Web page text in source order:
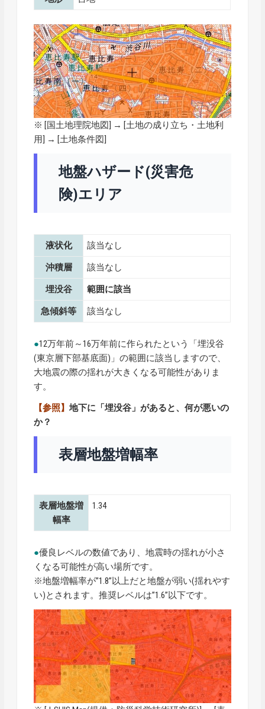
※ [ 国土地理院地図
] → [土地の成り立ち・土地利
用] → [土地条件図]
地盤ハザード(災害危
険)エリア
液状化 該当なし
沖積層 該当なし
埋没谷 範囲に該当
急傾斜等 該当なし
●12万年前～16万年前に作られたという「埋没谷
(東京層下部基底面)」の範囲に該当しますので、
大地震の際の揺れが大きくなる可能性がありま
す。
【参照】地下に「埋没谷」があると、何が悪いの
か？
表層地盤増幅率
表層地盤増
幅率
1.34
●優良レベルの数値であり、地震時の揺れが小さ
くなる可能性が高い場所です。
※地盤増幅率が”1.8”以上だと地盤が弱い(揺れやす
い)とされます。推奨レベルは”1.6”以下です。